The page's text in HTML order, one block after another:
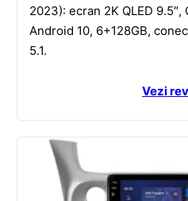
2023): ecran 2K QLED
Android 10, 6+128GB,
5.1.
Vezi